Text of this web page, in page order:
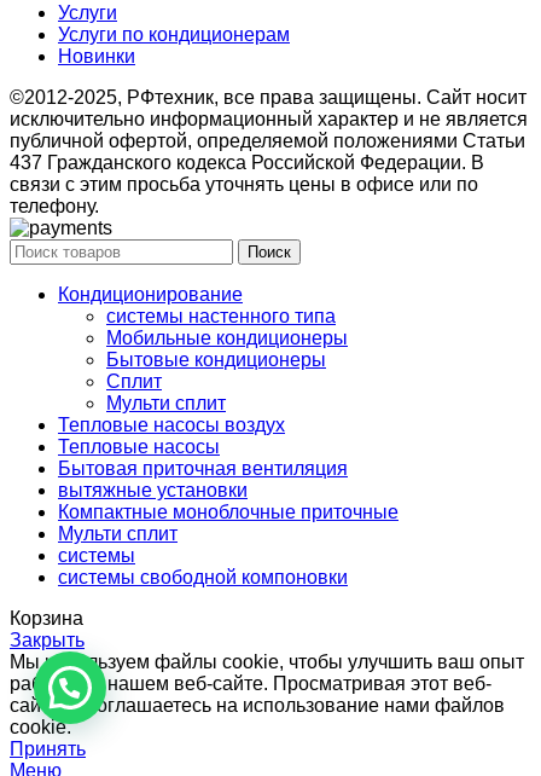
Услуги
Услуги по кондиционерам
Новинки
©2012-2025, РФтехник, все права защищены. Сайт носит
исключительно информационный характер и не является
публичной офертой, определяемой положениями Статьи
437 Гражданского кодекса Российской Федерации. В
связи с этим просьба уточнять цены в офисе или по
телефону.
Поиск
Кондиционирование
системы настенного типа
Мобильные кондиционеры
Бытовые кондиционеры
Сплит
Мульти сплит
Тепловые насосы воздух
Тепловые насосы
Бытовая приточная вентиляция
вытяжные установки
Компактные моноблочные приточные
Мульти сплит
системы
системы свободной компоновки
Корзина
Закрыть
Мы используем файлы cookie, чтобы улучшить ваш опыт
работы на нашем веб-сайте. Просматривая этот веб-
сайт, вы соглашаетесь на использование нами файлов
cookie.
Принять
Меню